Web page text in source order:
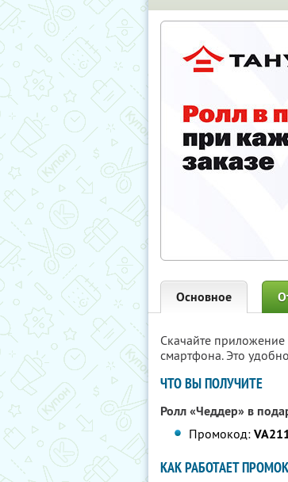
Основное
Скачайте
смартфона. Это
ЧТО ВЫ ПОЛУЧИТЕ
Ролл «Чеддер» в
Промокод:
КАК РАБОТАЕТ